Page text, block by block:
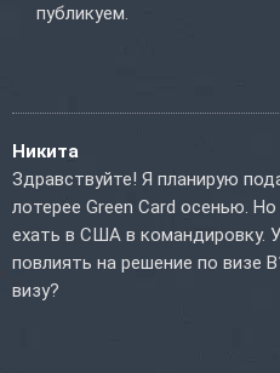
публикуем.
Никита
Здравствуйте! Я планирую
лотерее Green Card осенью.
ехать в США в командировку.
повлиять на решение по визе
визу?